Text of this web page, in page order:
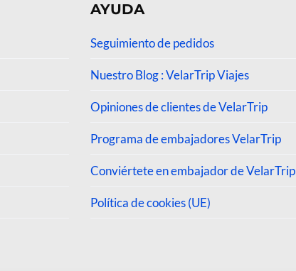
AYUDA
Seguimiento de pedidos
Nuestro Blog : VelarTrip Viajes
Opiniones de clientes de VelarTrip
Programa de embajadores VelarTrip
Conviértete en embajador de VelarTrip
Política de cookies (UE)